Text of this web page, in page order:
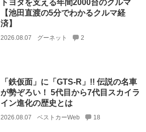
トヨタを支える年間2000台のクルマ
【池田直渡の5分でわかるクルマ経
済】
2026.08.07 グーネット 2
「鉄仮面」に「GTS-R」!! 伝説の名車
が勢ぞろい！ 5代目から7代目スカイラ
イン進化の歴史とは
2026.08.07 ベストカーWeb 18